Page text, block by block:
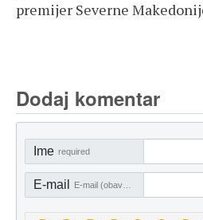
premijer Severne
Dodaj komentar
Ime required
E-mail